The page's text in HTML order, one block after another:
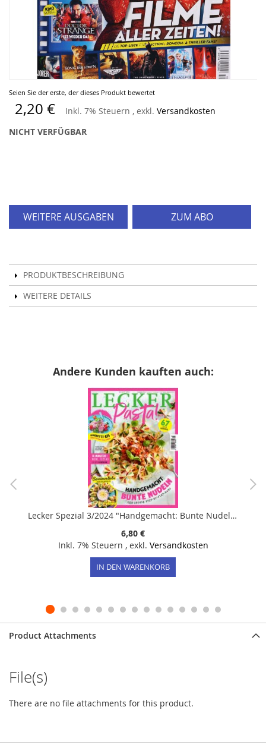
Seien Sie der erste, der dieses Produkt bewertet
2,20 € Inkl. 7% Steuern , exkl. Versandkosten
NICHT VERFÜGBAR
WEITERE AUSGABEN ZUM ABO
PRODUKTBESCHREIBUNG
WEITERE DETAILS
Zum
Anfang
der
Bildergalerie
springen
Andere Kunden kauften auch:
Lecker Spezial 3/2024 "Handgemacht: Bunte Nudeln"
6,80 €
Inkl. 7% Steuern , exkl. Versandkosten
IN DEN WARENKORB
Product Attachments
File(s)
There are no file attachments for this product.